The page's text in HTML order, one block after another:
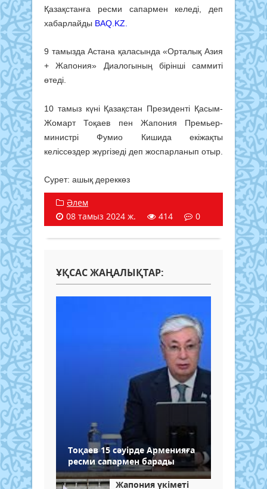
Қазақстанға ресми сапармен келеді, деп
хабарлайды BAQ.KZ.
9 тамызда Астана қаласында «Орталық Азия
+ Жапония» Диалогының бірінші саммиті
өтеді.
10 тамыз күні Қазақстан Президенті Қасым-
Жомарт Тоқаев пен Жапония Премьер-
министрі Фумио Кишида екіжақты
келіссөздер жүргізеді деп жоспарланып отыр.
Сурет: ашық дереккөз
Әлем
08 тамыз 2024 ж.
414 0
ҰҚСАС ЖАҢАЛЫҚТАР:
Тоқаев 15 сәуірде Арменияға
ресми сапармен барады
Жапония үкіметі